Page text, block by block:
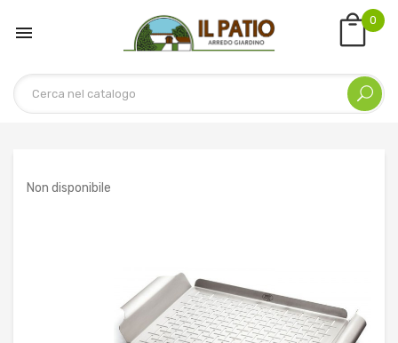

0
Non disponibile